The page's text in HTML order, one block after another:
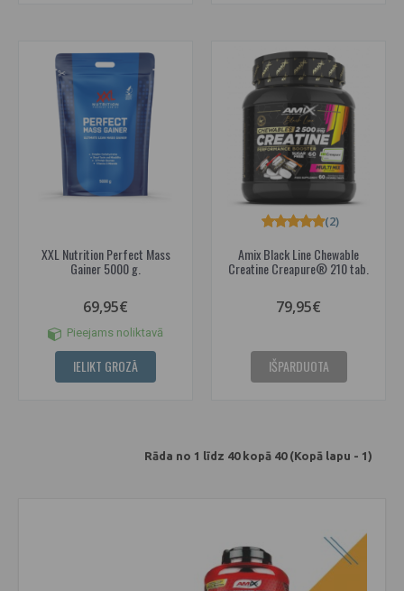
XXL Nutrition Perfect Mass
Gainer 5000 g.
69,95€
Pieejams noliktavā
IELIKT GROZĀ
Amix Black Line Chewable
Creatine Creapure® 210 tab.
(2)
79,95€
IŠPARDUOTA
Rāda no 1 līdz 40 kopā 40 (Kopā lapu - 1)